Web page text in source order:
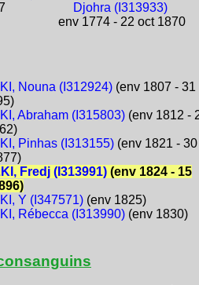
Djohra (I313933)
env 1774 - 22 oct 1870
Nouna (I312924)(env 1807 - 31
Abraham (I315803)(env 1812 -
Pinhas (I313155)(env 1821 - 30
Fredj (I313991)(env 1824 - 15
Y (I347571)(env 1825)
Rébecca (I313990)(env 1830)